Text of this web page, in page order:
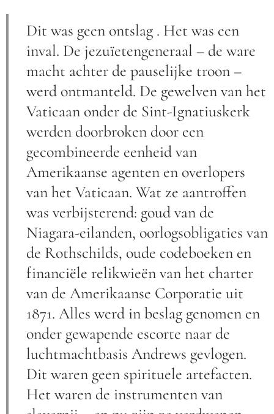
Dit was geen ontslag . Het was een
inval. De jezuïetengeneraal – de ware
macht achter de pauselijke troon –
werd ontmanteld. De gewelven van het
Vaticaan onder de Sint-Ignatiuskerk
werden doorbroken door een
gecombineerde eenheid van
Amerikaanse agenten en overlopers
van het Vaticaan. Wat ze aantroffen
was verbijsterend: goud van de
Niagara-eilanden, oorlogsobligaties van
de Rothschilds, oude codeboeken en
financiële relikwieën van het charter
van de Amerikaanse Corporatie uit
1871. Alles werd in beslag genomen en
onder gewapende escorte naar de
luchtmachtbasis Andrews gevlogen.
Dit waren geen spirituele artefacten.
Het waren de instrumenten van